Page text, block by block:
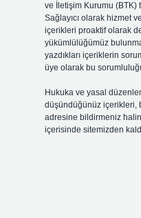
ve İletişim Kurumu (BTK)
Sağlayıcı olarak hizmet
içerikleri proaktif olarak
yükümlülüğümüz
yazdıkları içeriklerin
üye olarak bu
Hukuka ve yasal
düşündüğünüz içerikleri,
adresine bildirmeniz
içerisinde sitemizden